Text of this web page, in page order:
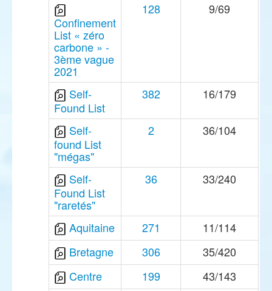
Confinement
List « zéro
carbone » -
3ème vague
2021
128 9/69
Self-
Found List
382 16/179
Self-
found List
"mégas"
2 36/104
Self-
Found List
"raretés"
36 33/240
Aquitaine 271
11/114
Bretagne
306
35/420
Centre
199
43/143